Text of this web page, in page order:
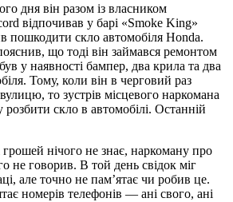
дня він разом із власником
відпочивав у барі «Smoke King»
пошкодити скло автомобіля Honda.
що тоді він займався ремонтом
у наявності бампер, два крила та два
Тому, коли він в черговий раз
то зустрів місцевого наркомана
скло в автомобілі. Останній
нічого не знає, наркоману про
не говорив. В той день свідок міг
але точно не пам’ятає чи робив це.
номерів телефонів — ані свого, ані